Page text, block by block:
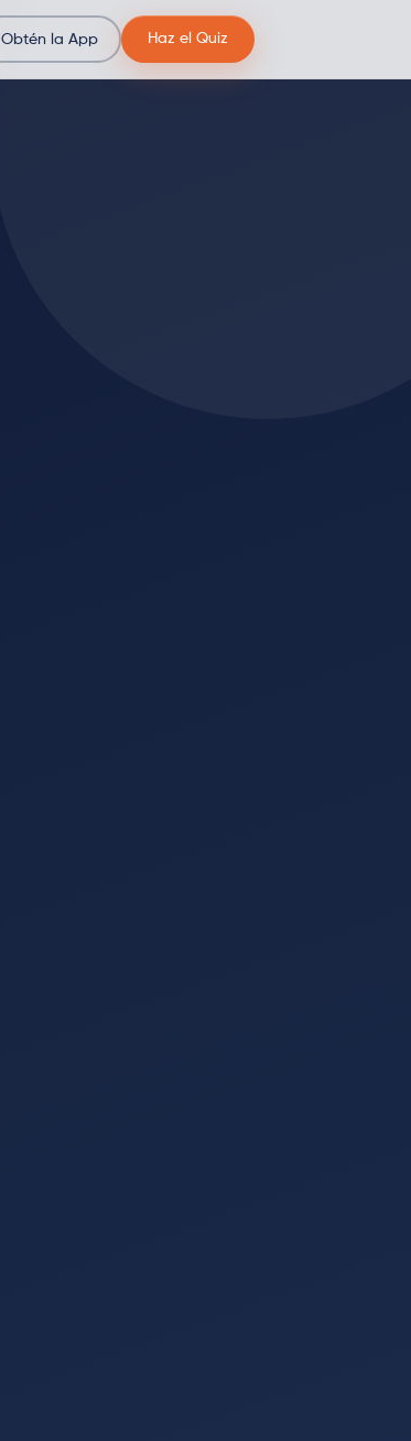
Obtén la App Haz el Quiz